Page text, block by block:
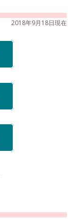
2018年9月18日現在